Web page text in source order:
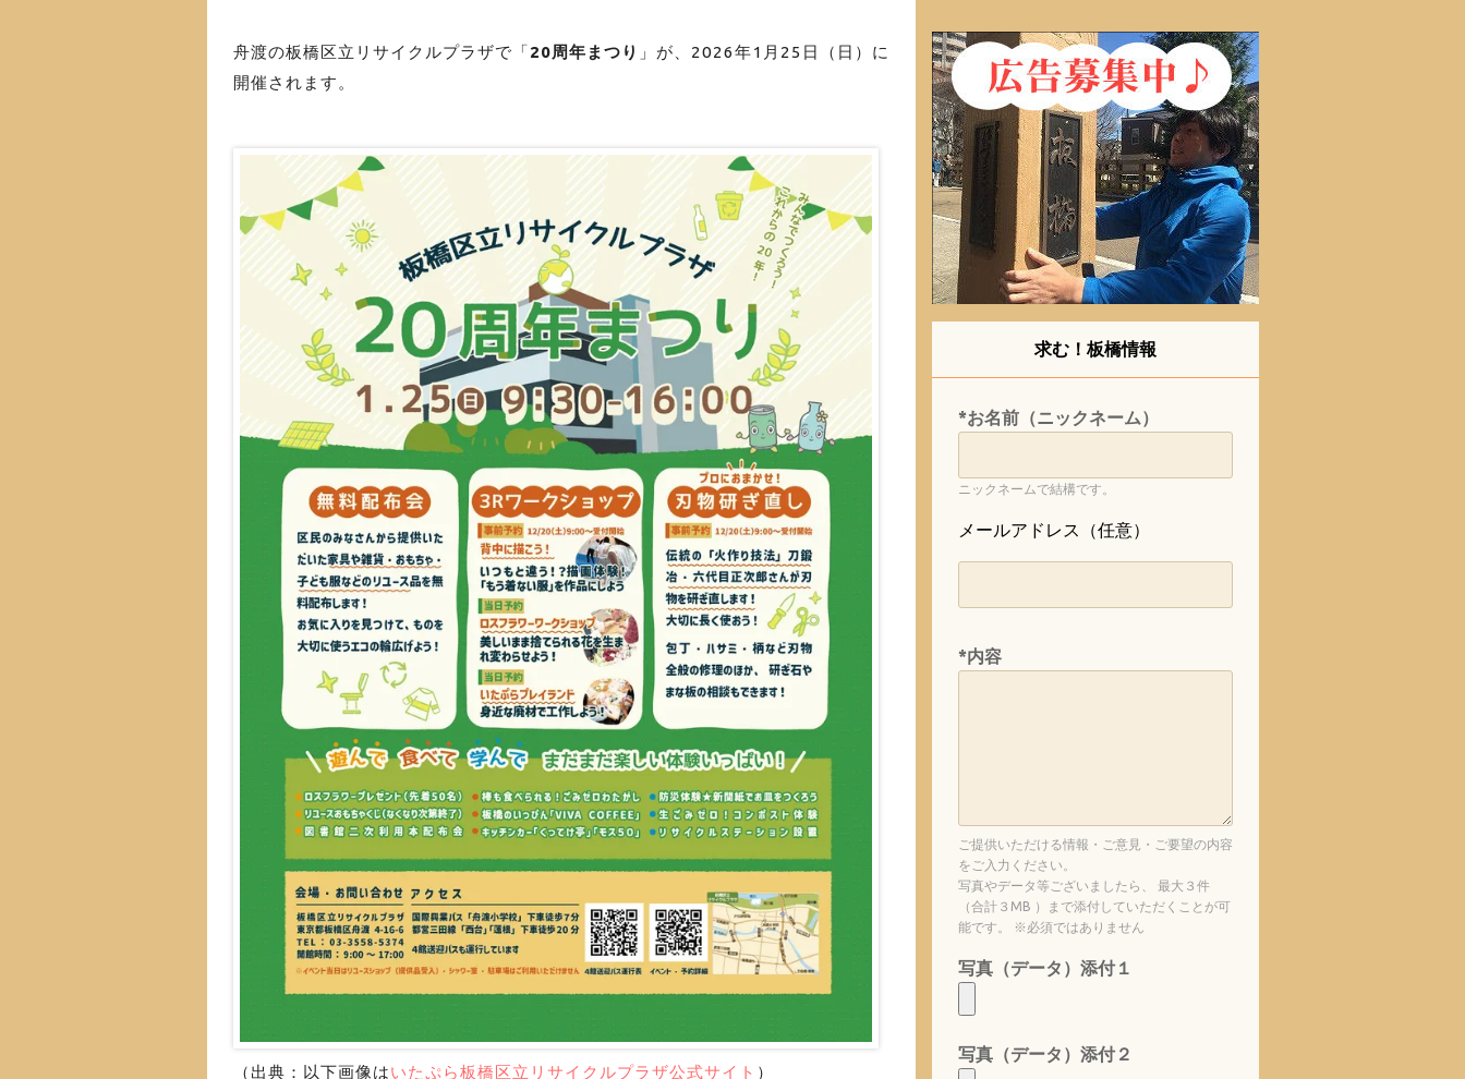
舟渡の板橋区立リサイクルプラザで「20周年まつり 」が、2026年1月25日（日）に
開催されます。
（出典：以下画像はいたぷら板橋区立リサイクルプラザ公式サイト ）
求む！板橋情報
*お名前（ニックネーム）
ニックネームで結構です。
メールアドレス（任意）
*内容
ご提供いただける情報・ご意見・ご要望の内容
をご入力ください。
写真やデータ等ございましたら、 最大３件
（合計３MB ）まで添付していただくことが可
能です。 ※必須ではありません
写真（データ）添付１
写真（データ）添付２